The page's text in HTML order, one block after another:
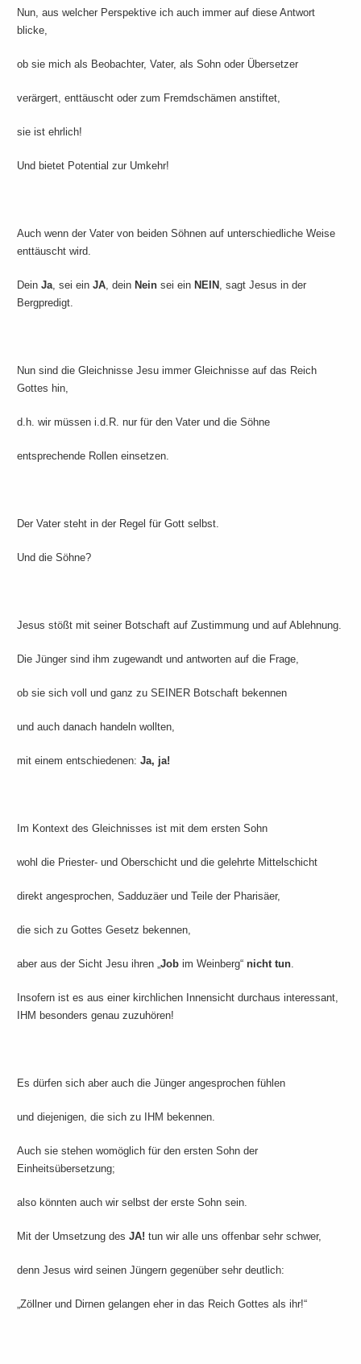
Nun, aus welcher Perspektive ich auch immer auf diese Antwort
blicke,
ob sie mich als Beobachter, Vater, als Sohn oder Übersetzer
verärgert, enttäuscht oder zum Fremdschämen anstiftet,
sie ist ehrlich!
Und bietet Potential zur Umkehr!
Auch wenn der Vater von beiden Söhnen auf unterschiedliche Weise
enttäuscht wird.
DeinJa, sei einJA, dein Nein sei ein NEIN , sagt Jesus in der
Bergpredigt.
Nun sind die Gleichnisse Jesu immer Gleichnisse auf das Reich
Gottes hin,
d.h. wir müssen i.d.R. nur für den Vater und die Söhne
entsprechende Rollen einsetzen.
Der Vater steht in der Regel für Gott selbst.
Und die Söhne?
Jesus stößt mit seiner Botschaft auf Zustimmung und auf Ablehnung.
Die Jünger sind ihm zugewandt und antworten auf die Frage,
ob sie sich voll und ganz zu SEINER Botschaft bekennen
und auch danach handeln wollten,
mit einem entschiedenen:Ja, ja!
Im Kontext des Gleichnisses ist mit dem ersten Sohn
wohl die Priester- und Oberschicht und die gelehrte Mittelschicht
direkt angesprochen, Sadduzäer und Teile der Pharisäer,
die sich zu Gottes Gesetz bekennen,
aber aus der Sicht Jesu ihren „Job im Weinberg“nicht tun.
Insofern ist es aus einer kirchlichen Innensicht durchaus interessant,
IHM besonders genau zuzuhören!
Es dürfen sich aber auch die Jünger angesprochen fühlen
und diejenigen, die sich zu IHM bekennen.
Auch sie stehen womöglich für den ersten Sohn der
Einheitsübersetzung;
also könnten auch wir selbst der erste Sohn sein.
Mit der Umsetzung desJA! tun wir alle uns offenbar sehr schwer,
denn Jesus wird seinen Jüngern gegenüber sehr deutlich:
„Zöllner und Dirnen gelangen eher in das Reich Gottes als ihr!“